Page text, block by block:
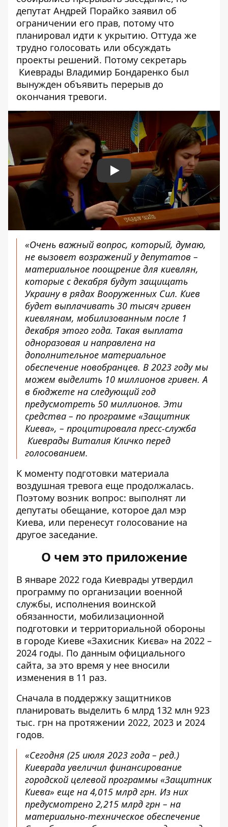
депутат Андрей Порайко заявил об
ограничении его прав, потому что
планировал идти к укрытию. Оттуда же
трудно голосовать или обсуждать
проекты решений. Потому секретарь
Киеврады Владимир Бондаренко был
вынужден объявить перерыв до
окончания тревоги.
Play
«Очень важный вопрос, который, думаю,
не вызовет возражений у депутатов –
материальное поощрение для киевлян,
которые с декабря будут защищать
Украину в рядах Вооруженных Сил. Киев
будет выплачивать 30 тысяч гривен
киевлянам, мобилизованным после 1
декабря этого года. Такая выплата
одноразовая и направлена ​​на
дополнительное материальное
обеспечение новобранцев. В 2023 году мы
можем выделить 10 миллионов гривен. А
в бюджете на следующий год
предусмотреть 50 миллионов. Эти
средства – по программе «Защитник
Киева», – процитировала пресс-служба
Киеврады Виталия Кличко перед
голосованием.
К моменту подготовки материала
воздушная тревога еще продолжалась.
Поэтому возник вопрос: выполнят ли
депутаты обещание, которое дал мэр
Киева, или перенесут голосование на
другое заседание.
О чем это приложение
В январе 2022 года Киеврады утвердил
программу по организации военной
службы, исполнения воинской
обязанности, мобилизационной
подготовки и территориальной обороны
в городе Киеве «Захисник Києва» на 2022 –
2024 годы. По данным официального
сайта, за это время у нее вносили
изменения в 11 раз.
Сначала в поддержку защитников
планировать выделить 6 млрд 132 млн 923
тыс. грн на протяжении 2022, 2023 и 2024
годов.
«Сегодня (25 июля 2023 года – ред.)
Киеврада увеличил финансирование
городской целевой программы «Защитник
Киева» еще на 4,015 млрд грн. Из них
предусмотрено 2,215 млрд грн – на
материально-техническое обеспечение